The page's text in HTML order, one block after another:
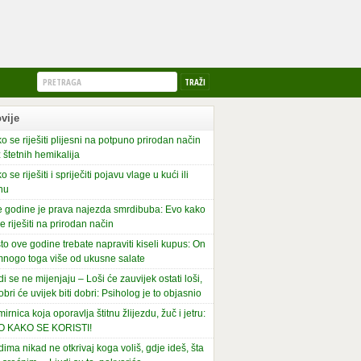
se riješiti plijesni na potpuno prirodan način
štetnih hemikalija
se riješiti i spriječiti pojavu vlage u kući ili
godine je prava najezda smrdibuba: Evo kako
riješiti na prirodan način
ove godine trebate napraviti kiseli kupus: On
toga više od ukusne salate
se ne mijenjaju – Loši će zauvijek ostati loši,
će uvijek biti dobri: Psiholog je to objasnio
koja oporavlja štitnu žlijezdu, žuč i jetru:
KAKO SE KORISTI!
nikad ne otkrivaj koga voliš, gdje ideš, šta